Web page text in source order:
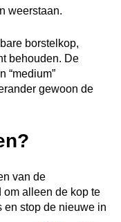
weerstaan.
borstelkop,
behouden. De
“medium”
gewoon de
van de
om alleen de kop te
en stop de nieuwe in